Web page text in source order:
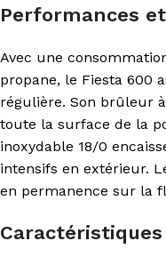
Performances
Avec une
propane, le Fiesta 600
régulière. Son brûleur
toute la surface de la
inoxydable 18/0
intensifs en extérieur.
en permanence sur la